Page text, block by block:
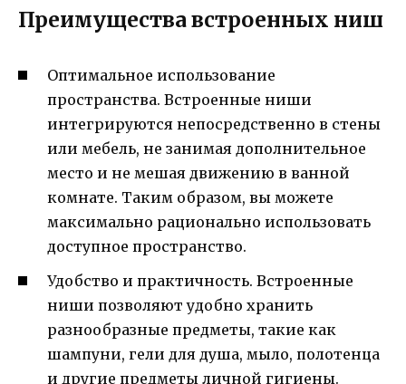
Преимущества встроенных ниш
Оптимальное использование
пространства. Встроенные ниши
интегрируются непосредственно в стены
или мебель, не занимая дополнительное
место и не мешая движению в ванной
комнате. Таким образом, вы можете
максимально рационально использовать
доступное пространство.
Удобство и практичность. Встроенные
ниши позволяют удобно хранить
разнообразные предметы, такие как
шампуни, гели для душа, мыло, полотенца
и другие предметы личной гигиены.